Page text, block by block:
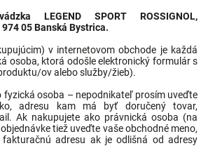
LEGEND SPORT ROSSIGNOL,
05 Banská Bystrica.
v internetovom obchode je každá
osoba, ktorá odošle elektronický formulár s
ov alebo služby/žieb).
fyzická osoba – nepodnikateľ prosím uveďte
adresu kam má byť doručený tovar,
Ak nakupujete ako právnická osoba (na
tiež uveďte vaše obchodné meno,
adresu ak je odlišná od adresy